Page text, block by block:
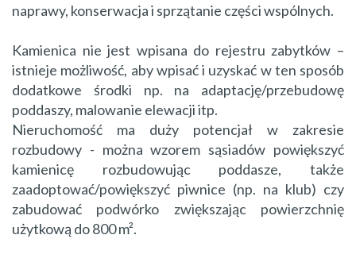
naprawy, konserwacja i sprzątanie części wspólnych.
Kamienica nie jest wpisana do rejestru zabytków –
istnieje możliwość, aby wpisać i uzyskać w ten sposób
dodatkowe środki np. na adaptację/przebudowę
poddaszy, malowanie elewacji itp.
Nieruchomość ma duży potencjał w zakresie
rozbudowy - można wzorem sąsiadów powiększyć
kamienicę rozbudowując poddasze, także
zaadoptować/powiększyć piwnice (np. na klub) czy
zabudować podwórko zwiększając powierzchnię
użytkową do 800 m².